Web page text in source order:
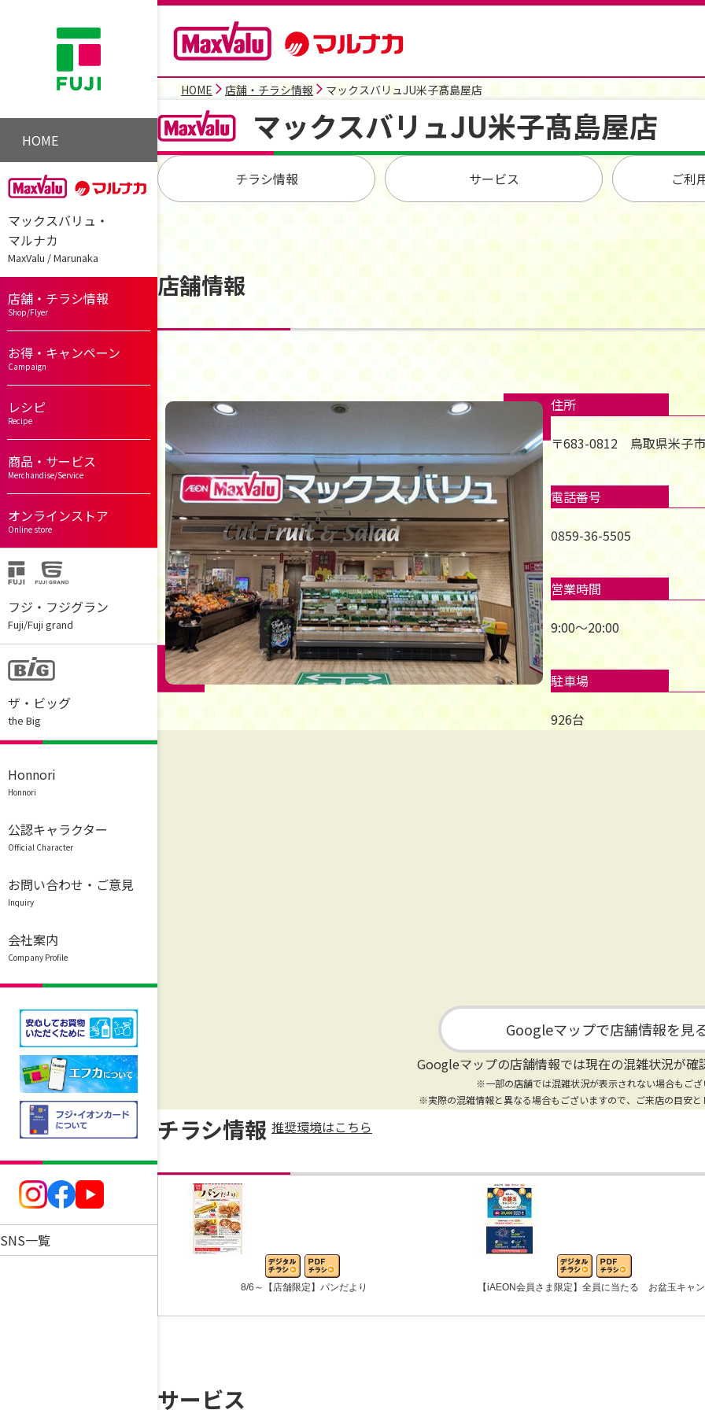
Honnori
Honnori
公認キャラクター
Official Character
お問い合わせ・ご意見
Inquiry
会社案内
Company Profile
SNS一覧
HOME
フジ・フジグラン
Fuji/Fuji grand
マックスバリュ・
マルナカ
MaxValu / Marunaka
店舗・チラシ情報
Shop/Flyer
お得・キャンペーン
Campaign
レシピ
Recipe
商品・サービス
Merchandise/Service
オンラインストア
Online store
ザ・ビッグ
the Big
HOME 店舗・チラシ情報 マックスバリュJU米子髙島屋店
マックスバリュJU米子髙島屋店
チラシ情報 サービス ご利
店舗情報
住所
〒683-0812 鳥取県米子
電話番号
0859-36-5505
営業時間
9:00～20:00
駐車場
926台
Googleマップで店舗情報を見
Googleマップの店舗情報では現在の混雑状況が確
※一部の店舗では混雑状況が表示されない場合もござ
※実際の混雑情報と異なる場合もございますので、ご来店の目安
チラシ情報 推奨環境はこちら
8/6～【店舗限定】パンだより 【iAEON会員さま限定】全員に当たる お盆玉キャ
サービス